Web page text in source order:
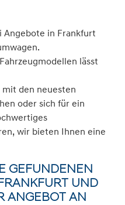
Angebote in Frankfurt
lässt
mit den neuesten
oder sich für ein
wir bieten Ihnen eine
GEFUNDENEN
UND
ANGEBOT AN